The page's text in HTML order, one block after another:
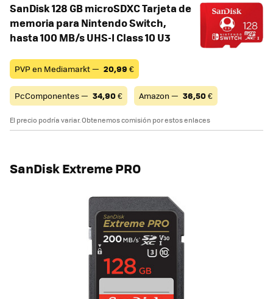
SanDisk 128 GB microSDXC Tarjeta de
memoria para Nintendo Switch,
hasta 100 MB/s UHS-I Class 10 U3
PVP en Mediamarkt — 20,99 €
PcComponentes — 34,90€ Amazon — 36,50€
El precio podría variar. Obtenemos comisión por estos enlaces
SanDisk Extreme PRO